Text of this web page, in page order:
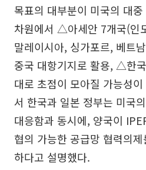
목표의 대부분이 미국의 대
차원에서 △아세안 7개국(인
말레이시아, 싱가포르, 베트
중국 대항기지로 활용, △한
대로 초점이 모아질 가능성
서 한국과 일본 정부는 미국
대응함과 동시에, 양국이
협의 가능한 공급망 협력의
하다고 설명했다.